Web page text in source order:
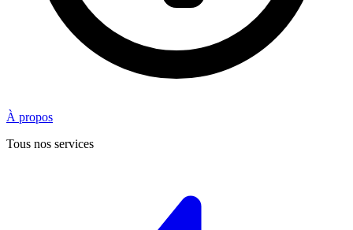
À propos
Tous nos services